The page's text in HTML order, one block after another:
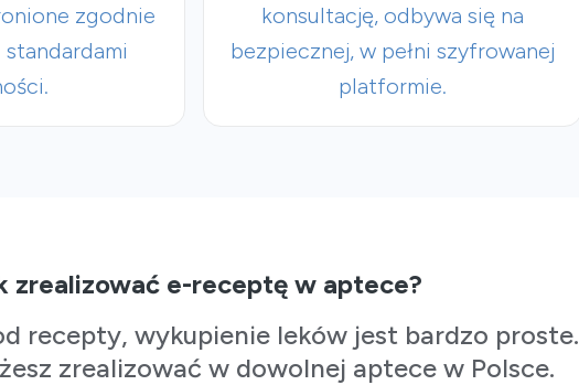
zgodnie
standardami
konsultację, odbywa się na
bezpiecznej, w pełni szyfrowanej
platformie.
zrealizować e-receptę w aptece?
recepty, wykupienie leków jest bardzo proste.
zrealizować w dowolnej aptece w Polsce.